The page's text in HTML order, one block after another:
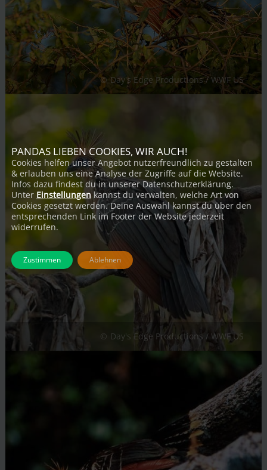
Day's Edge Productions / WWF US
Day's Edge Productions / WWF US
PANDAS LIEBEN COOKIES, WIR AUCH!
Cookies helfen unser Angebot nutzerfreundlich zu gestalten
& erlauben uns eine Analyse der Zugriffe auf die Website.
Infos dazu findest du in unserer Datenschutzerklärung.
Unter Einstellungen kannst du verwalten, welche Art von
Cookies gesetzt werden. Deine Auswahl kannst du über den
entsprechenden Link im Footer der Website jederzeit
widerrufen.
Zustimmen Ablehnen